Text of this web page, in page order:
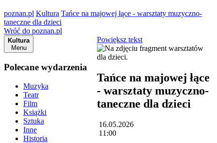
poznan.pl Kultura Tańce na majowej łące - warsztaty muzyczno-
taneczne dla dzieci
Wróć do poznan.pl
Kultura
Menu
Polecane wydarzenia
Muzyka
Teatr
Film
Książki
Sztuka
Inne
Historia
Powiększ tekst
Tańce na majowej łące
- warsztaty muzyczno-
taneczne dla dzieci
16.05.2026
11:00